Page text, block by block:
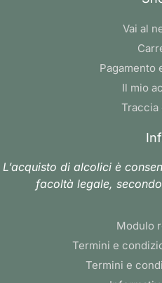
Vai al
Pagamento
Il mio
Traccia
L’acquisto di alcolici è
facoltà legale,
Modulo
Termini e
Termini e